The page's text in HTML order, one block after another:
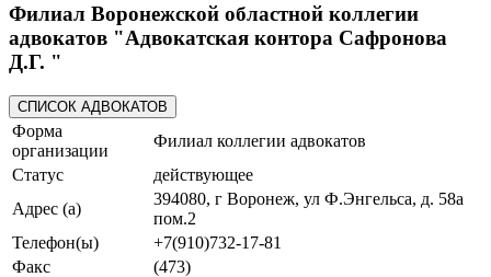
Филиал Воронежской областной коллегии
адвокатов "Адвокатская контора Сафронова
Д.Г. "
Форма
организации
Филиал коллегии адвокатов
Статус
действующее
Адрес (а)
394080, г Воронеж, ул Ф.Энгельса, д. 58а
пом.2
Телефон(ы)
+7(910)732-17-81
Факс
(473)